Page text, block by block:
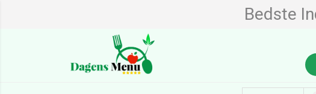
Bedste